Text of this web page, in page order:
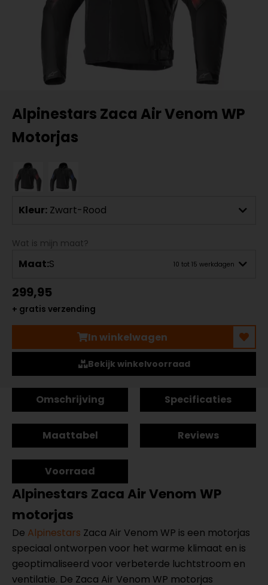
Alpinestars Zaca Air Venom WP
Motorjas
Kleur: Zwart-Rood
Wat is mijn maat?
Maat:S 10 tot 15 werkdagen
299,95
+ gratis verzending
In winkelwagen
Bekijk winkelvoorraad
Omschrijving Specificaties
Maattabel Reviews
Voorraad
Alpinestars Zaca Air Venom WP
motorjas
De Alpinestars Zaca Air Venom WP is een motorjas
speciaal ontworpen voor het warme klimaat en is
geoptimaliseerd voor verbeterde luchtstroom en
ventilatie. De Zaca Air Venom WP motorjas